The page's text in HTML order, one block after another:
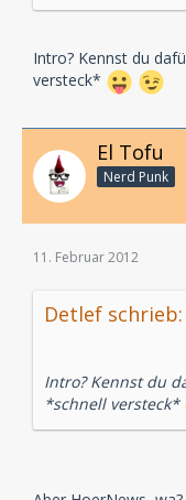
Intro? Kennst du
versteck*
El Tofu
Nerd Punk
11. Februar 2012
Detlef schrieb:
Intro? Kennst du
*schnell versteck*